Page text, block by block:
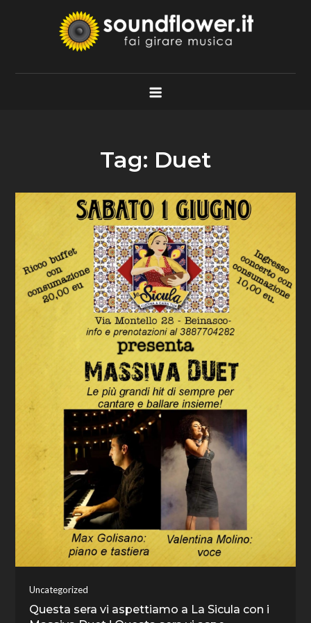
Soundflower.it
Fai Girare Musica
Tag: Duet
Uncategorized
Questa sera vi aspettiamo a La Sicula con i